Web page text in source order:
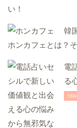
韓
ホンカフェとは？
電
る